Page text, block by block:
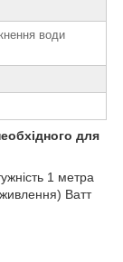
води
для
1 метра
Ватт